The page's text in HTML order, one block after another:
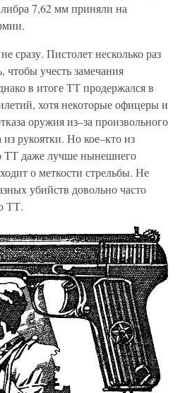
7,62 мм приняли на
сразу. Пистолет несколько раз
чтобы учесть замечания
в итоге ТТ продержался в
хотя некоторые офицеры и
оружия из–за произвольного
рукоятки. Но кое–кто из
ТТ даже лучше нынешнего
о меткости стрельбы. Не
убийств довольно часто
ТТ.